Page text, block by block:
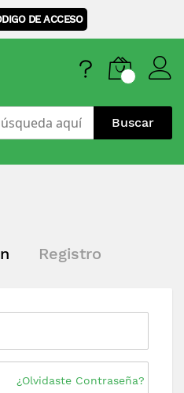
DE ACCESO
Buscar
Registro
¿Olvidaste Contraseña?